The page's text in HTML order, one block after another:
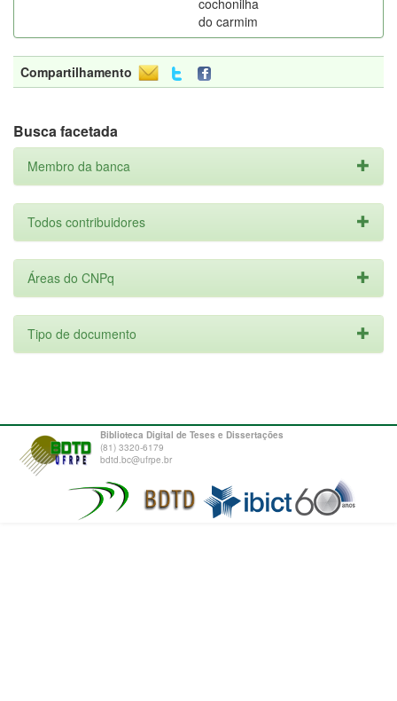
cochonilha
do carmim
Compartilhamento
Busca facetada
Membro da banca
Todos contribuidores
Áreas do CNPq
Tipo de documento
Biblioteca Digital de Teses e Dissertações
(81) 3320-6179
bdtd.bc@ufrpe.br